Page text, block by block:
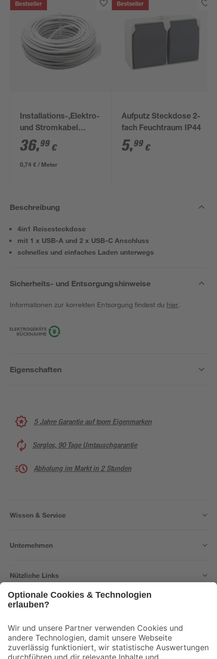
Bestseller
Installations-,Elektro-
und Stromkabel
NYM-J 3x1,5mm² 50
m
36,99 €
0,74 € / Meter
Bestseller
Aufputz Steckdose 2-
fach Feuchtraum IP44
5,99 €
Beschreibung
4in1 Reisesteckdose
mit 1 x USB-A und 2 x USB-C Anschluss
schnelles und einfaches Laden unterwegs
Sicherheits- und Entsorgungshinweise
Informationen zur korrekten Entsorgung findest du hier.
Eigenschaften
5 Jahre Garantie auf toom Eigenmarken
Sorglos, 90 Tage Umtauschgarantie
Abholung im Markt in 2 Stunden
Wissen & Service
Unternehmen
Nützliche Links
Der toom Newsletter: Keine Angebote und Aktionen mehr verpassen!
Zur Newsletter Anmeldung